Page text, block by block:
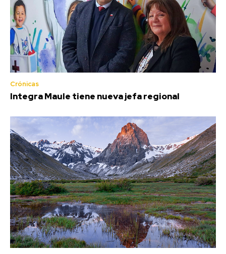
Crónicas
Integra Maule tiene nueva jefa regional